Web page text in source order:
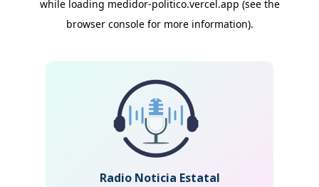
Radio Noticia Estatal